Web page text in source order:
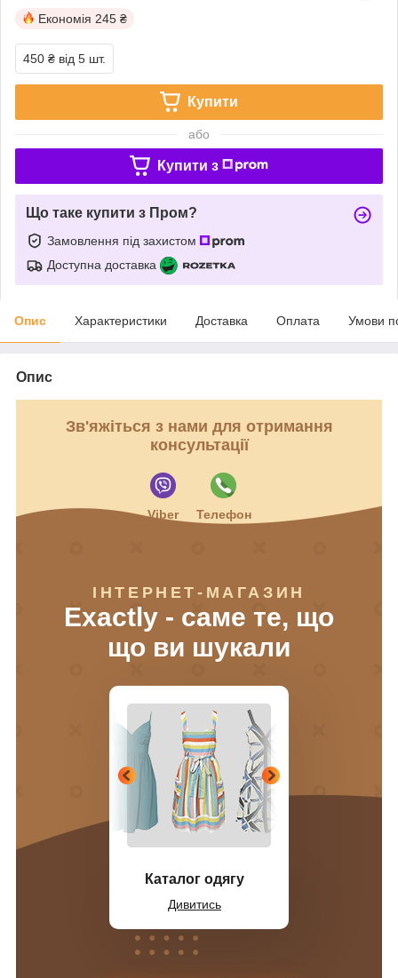
Економія 245 ₴
450 ₴ від 5 шт.
Купити
або
Купити з
Що таке купити з Пром?
Замовлення під захистом
Доступна доставка
Опис Характеристики Доставка Оплата Умови
Опис
Зв'яжіться з нами для отримання
консультації
Viber Телефон
ІНТЕРНЕТ-МАГАЗИН
Exactly - саме те, що
що ви шукали
Каталог одягу
Дивитись